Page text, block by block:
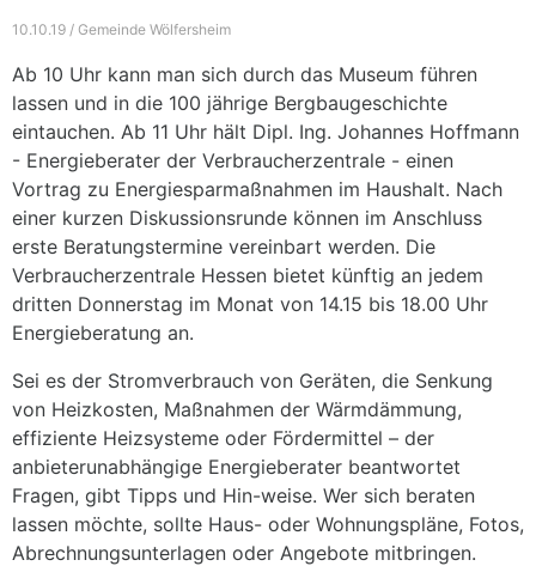
10.10.19 / Gemeinde Wölfersheim
Ab 10 Uhr kann man sich durch das Museum führen
lassen und in die 100 jährige Bergbaugeschichte
eintauchen. Ab 11 Uhr hält Dipl. Ing. Johannes Hoffmann
- Energieberater der Verbraucherzentrale - einen
Vortrag zu Energiesparmaßnahmen im Haushalt. Nach
einer kurzen Diskussionsrunde können im Anschluss
erste Beratungstermine vereinbart werden. Die
Verbraucherzentrale Hessen bietet künftig an jedem
dritten Donnerstag im Monat von 14.15 bis 18.00 Uhr
Energieberatung an.
Sei es der Stromverbrauch von Geräten, die Senkung
von Heizkosten, Maßnahmen der Wärmdämmung,
effiziente Heizsysteme oder Fördermittel – der
anbieterunabhängige Energieberater beantwortet
Fragen, gibt Tipps und Hin-weise. Wer sich beraten
lassen möchte, sollte Haus- oder Wohnungspläne, Fotos,
Abrechnungsunterlagen oder Angebote mitbringen.